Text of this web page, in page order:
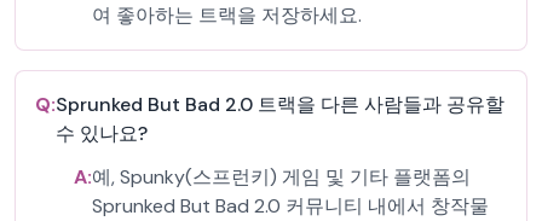
여 좋아하는 트랙을 저장하세요.
Q:Sprunked But Bad 2.0 트랙을 다른 사람들과 공유할
수 있나요?
A:예, Spunky(스프런키) 게임 및 기타 플랫폼의
Sprunked But Bad 2.0 커뮤니티 내에서 창작물